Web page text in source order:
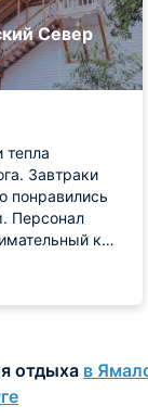
Север
тепла
Завтраки
понравились
Персонал
к
Wi-Fi
что важно для
отдыха в